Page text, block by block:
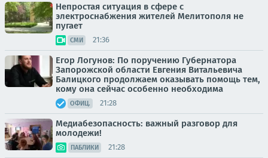
Непростая ситуация в сфере с
электроснабжения жителей Мелитополя не
пугает
СМИ 21:36
Егор Логунов: По поручению Губернатора
Запорожской области Евгения Витальевича
Балицкого продолжаем оказывать помощь тем,
кому она сейчас особенно необходима
ОФИЦ. 21:28
Медиабезопасность: важный разговор для
молодежи!
ПАБЛИКИ 21:28